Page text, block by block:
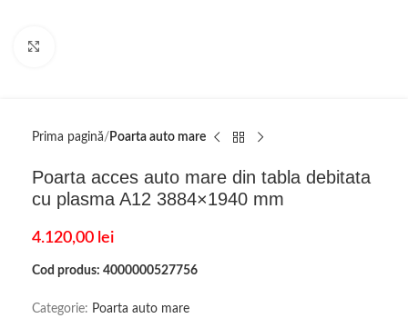
Prima pagină Poarta auto mare
Poarta acces auto mare din tabla debitata
cu plasma A12 3884×1940 mm
4.120,00 lei
Cod produs: 4000000527756
Categorie: Poarta auto mare